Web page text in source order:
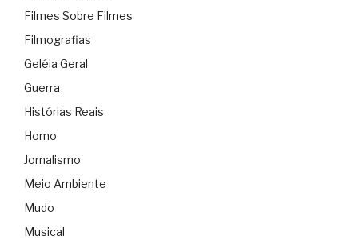
Filmes Sobre Filmes
Filmografias
Geléia Geral
Guerra
Histórias Reais
Homo
Jornalismo
Meio Ambiente
Mudo
Musical